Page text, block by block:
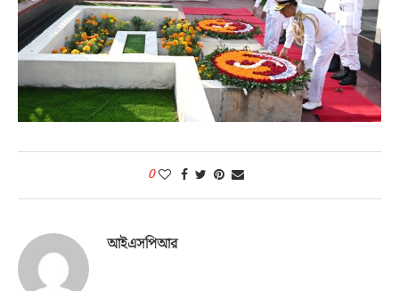
0
আইএসপিআর